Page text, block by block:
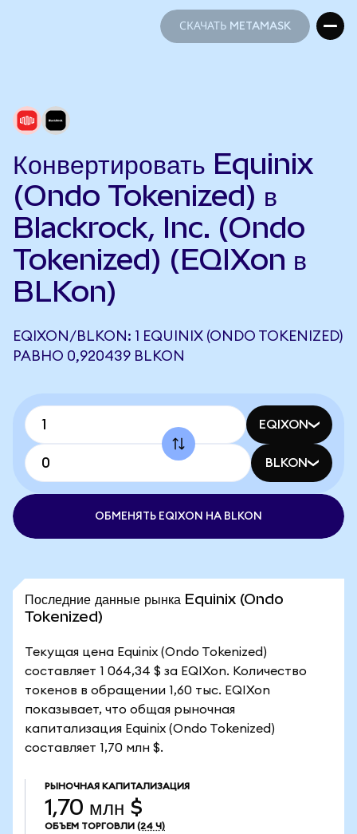
СКАЧАТЬ METAMASK
Конвертировать Equinix
(Ondo Tokenized) в
Blackrock, Inc. (Ondo
Tokenized) (EQIXon в
BLKon)
EQIXON/BLKON: 1 EQUINIX (ONDO TOKENIZED)
РАВНО 0,920439 BLKON
EQIXON
BLKON
ОБМЕНЯТЬ EQIXON НА BLKON
Последние данные рынка Equinix (Ondo
Tokenized)
Текущая цена Equinix (Ondo Tokenized)
составляет 1 064,34 $ за EQIXon. Количество
токенов в обращении 1,60 тыс. EQIXon
показывает, что общая рыночная
капитализация Equinix (Ondo Tokenized)
составляет 1,70 млн $.
РЫНОЧНАЯ КАПИТАЛИЗАЦИЯ
1,70 млн $
ОБЪЕМ ТОРГОВЛИ (24 Ч)